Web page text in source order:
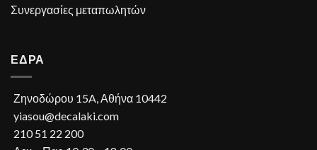
Συνεργασίες μεταπωλητών
ΕΔΡΑ
Ζηνοδώρου 15A, Αθήνα 10442
yiasou@decalaki.com
210 51 22 200